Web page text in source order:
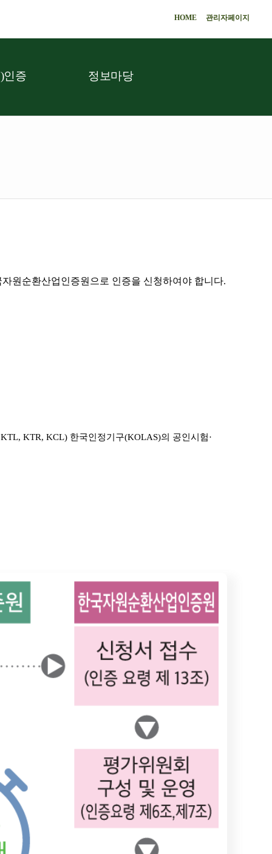
HOME 관리자페이지
인증 정보마당
원순환산업인증원으로 인증을 신청하여야 합니다.
KTR, KCL) 한국인정기구(KOLAS)의 공인시험·